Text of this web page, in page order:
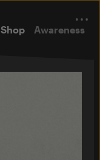
Shop Awareness